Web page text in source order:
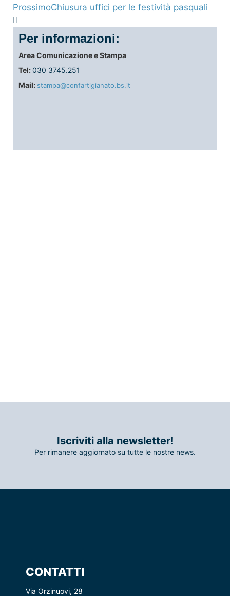
ProssimoChiusura uffici per le festività pasquali
Per informazioni:
Area Comunicazione e Stampa
Tel:030 3745.251
Mail: stampa@confartigianato.bs.it
Iscriviti alla newsletter!
Per rimanere aggiornato su tutte le nostre news.
CONTATTI
Via Orzinuovi, 28